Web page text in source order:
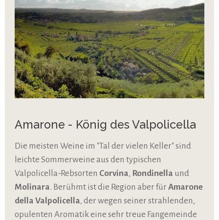
Amarone - König des Valpolicella
Die meisten Weine im "Tal der vielen Keller" sind
leichte Sommerweine aus den typischen
Valpolicella-Rebsorten Corvina, Rondinella und
Molinara. Berühmt ist die Region aber fürAmarone
della Valpolicella, der wegen seiner strahlenden,
opulenten Aromatik eine sehr treue Fangemeinde